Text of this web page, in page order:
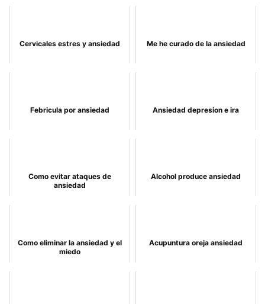
Cervicales estres y ansiedad Me he curado de la ansiedad
Febricula por ansiedad Ansiedad depresion e ira
Como evitar ataques de
ansiedad
Alcohol produce ansiedad
Como eliminar la ansiedad y el
miedo
Acupuntura oreja ansiedad